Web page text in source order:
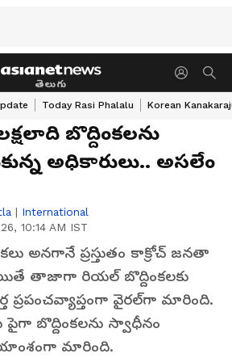
తెలుగు
Today Rasi Phalalu Korean
బొద్దింక‌ల‌ను
అధికారులు.. అస‌లేం
| International
10:14 AM IST
అన‌గానే ప్ర‌స్తుతం కాక్రోచ్ జనతా
అయితే తాజాగా రియల్ బొద్దింకలకు
ప్రపంచవ్యాప్తంగా వైరల్‌గా మారింది.
పైగా బొద్దింకలను స్వాధీనం
మారింది.